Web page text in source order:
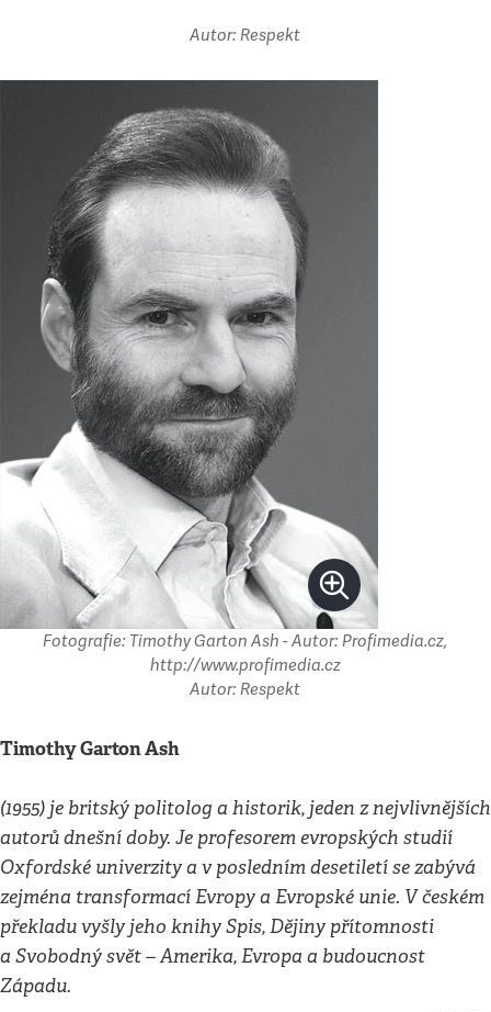
Autor: Respekt
Fotografie: Timothy Garton Ash - Autor: Profimedia.cz,
http://www.profimedia.cz
Autor: Respekt
Timothy Garton Ash
(1955) je britský politolog a historik, jeden z nejvlivnějších
autorů dnešní doby. Je profesorem evropských studií
Oxfordské univerzity a v posledním desetiletí se zabývá
zejména transformací Evropy a Evropské unie. V českém
překladu vyšly jeho knihy Spis, Dějiny přítomnosti
a Svobodný svět – Amerika, Evropa a budoucnost
Západu.